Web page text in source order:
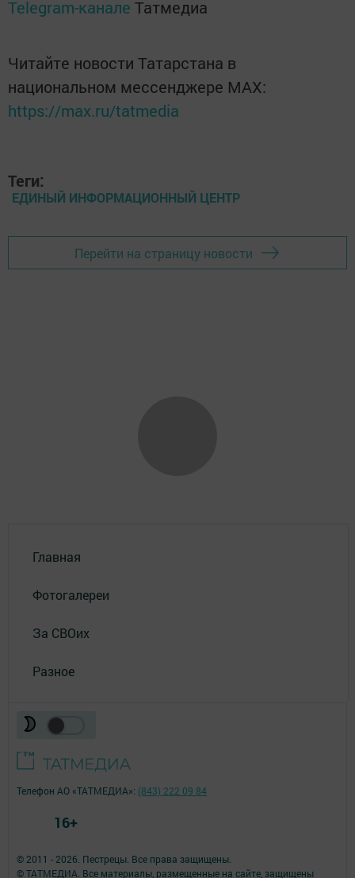
Telegram-канале Татмедиа
Читайте новости Татарстана в
национальном мессенджере MАХ:
https://max.ru/tatmedia
Теги:
ЕДИНЫЙ ИНФОРМАЦИОННЫЙ ЦЕНТР
Перейти на страницу новости
Главная
Фотогалереи
За СВОих
Разное
© 2011 - 2026. Пестрецы. Все права защищены.
© ТАТМЕДИА. Все материалы, размещенные на сайте, защищены
Телефон АО «ТАТМЕДИА»: (843) 222 09 84
16+